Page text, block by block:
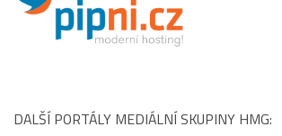
DALŠÍ PORTÁLY MEDIÁLNÍ SKUPINY HMG: